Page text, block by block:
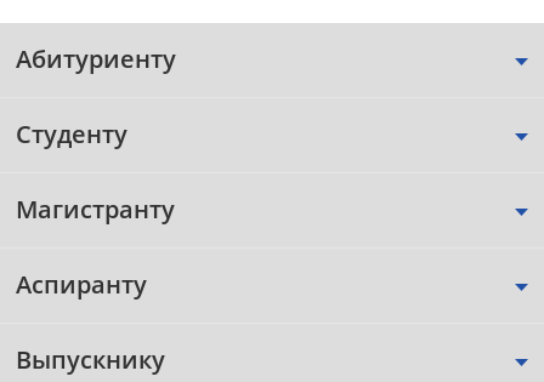
Абитуриенту
Студенту
Магистранту
Аспиранту
Выпускнику